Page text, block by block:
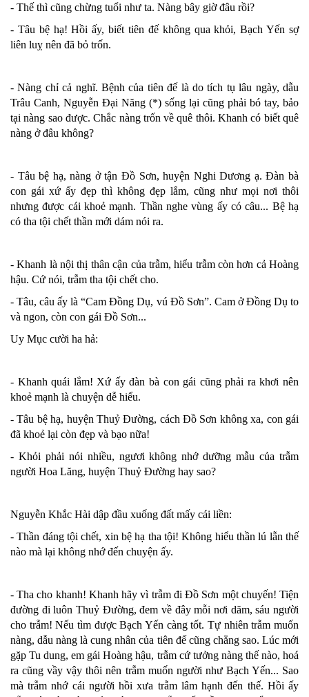
- Thế thì cũng chừng tuổi như ta. Nàng bây giờ đâu rồi?
- Tâu bệ hạ! Hồi ấy, biết tiên đế không qua khỏi, Bạch Yến sợ
liên luỵ nên đã bỏ trốn.
- Nàng chỉ cả nghĩ. Bệnh của tiên đế là do tích tụ lâu ngày, dẫu
Trâu Canh, Nguyễn Đại Năng (*) sống lại cũng phải bó tay, bảo
tại nàng sao được. Chắc nàng trốn về quê thôi. Khanh có biết quê
nàng ở đâu không?
- Tâu bệ hạ, nàng ở tận Đồ Sơn, huyện Nghi Dương ạ. Đàn bà
con gái xứ ấy đẹp thì không đẹp lắm, cũng như mọi nơi thôi
nhưng được cái khoẻ mạnh. Thần nghe vùng ấy có câu... Bệ hạ
có tha tội chết thần mới dám nói ra.
- Khanh là nội thị thân cận của trẫm, hiểu trẫm còn hơn cả Hoàng
hậu. Cứ nói, trẫm tha tội chết cho.
- Tâu, câu ấy là “Cam Đồng Dụ, vú Đồ Sơn”. Cam ở Đồng Dụ to
và ngon, còn con gái Đồ Sơn...
Uy Mục cười ha hả:
- Khanh quái lắm! Xứ ấy đàn bà con gái cũng phải ra khơi nên
khoẻ mạnh là chuyện dễ hiểu.
- Tâu bệ hạ, huyện Thuỷ Đường, cách Đồ Sơn không xa, con gái
đã khoẻ lại còn đẹp và bạo nữa!
- Khỏi phải nói nhiều, ngươi không nhớ dưỡng mẫu của trẫm
người Hoa Lăng, huyện Thuỷ Đường hay sao?
Nguyễn Khắc Hài dập đầu xuống đất mấy cái liền:
- Thần đáng tội chết, xin bệ hạ tha tội! Không hiểu thần lú lẫn thế
nào mà lại không nhớ đến chuyện ấy.
- Tha cho khanh! Khanh hãy vì trẫm đi Đồ Sơn một chuyến! Tiện
đường đi luôn Thuỷ Đường, đem về đây mỗi nơi dăm, sáu người
cho trẫm! Nếu tìm được Bạch Yến càng tốt. Tự nhiên trẫm muốn
nàng, dẫu nàng là cung nhân của tiên đế cũng chẳng sao. Lúc mới
gặp Tu dung, em gái Hoàng hậu, trẫm cứ tưởng nàng thế nào, hoá
ra cũng vầy vậy thôi nên trẫm muốn người như Bạch Yến... Sao
mà trẫm nhớ cái người hồi xưa trẫm lâm hạnh đến thế. Hồi ấy